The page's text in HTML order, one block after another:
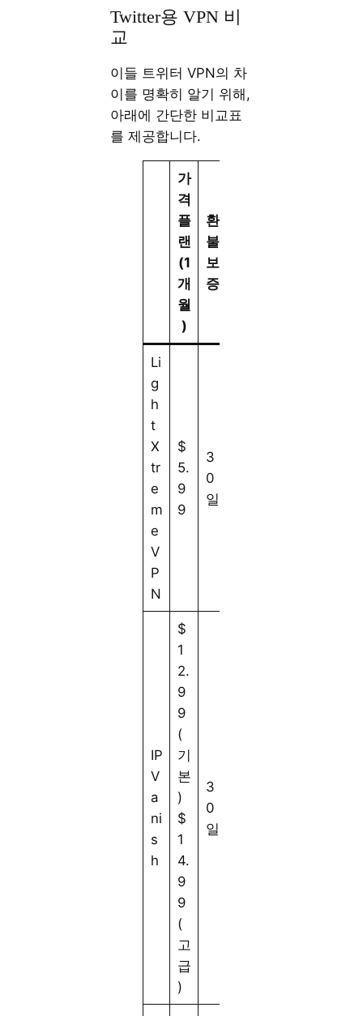
Twitter용 VPN 비
교
이들 트위터 VPN의 차
이를 명확히 알기 위해,
아래에 간단한 비교표
를 제공합니다.
가
격
플
랜
(1
개
월
)
환
불
보
증
Li
g
h
t
X
tr
e
m
e
V
P
N
$
5.
9
9
3
0
일
IP
V
a
ni
s
h
$
1
2.
9
9
(
기
본
)
$
1
4.
9
9
(
고
급
)
3
0
일